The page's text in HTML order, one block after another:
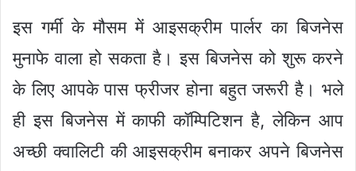
इस गर्मी के मौसम में आइसक्रीम पार्लर का बिजनेस
मुनाफे वाला हो सकता है। इस बिजनेस को शुरू करने
के लिए आपके पास फ्रीजर होना बहुत जरूरी है। भले
ही इस बिजनेस में काफी कॉम्पिटिशन है, लेकिन आप
अच्छी क्वालिटी की आइसक्रीम बनाकर अपने बिजनेस